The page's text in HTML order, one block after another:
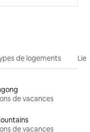
de logements
de vacances
de vacances